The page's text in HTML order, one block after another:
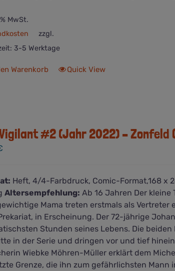
MwSt.
zzgl.
3-5 Werktage
Warenkorb Quick View
#2 (Jahr 2022) – Zonfeld
Heft, 4/4-Farbdruck, Comic-Format,168 x
Altersempfehlung: Ab 16 Jahren Der
Mama treten erstmals als
in Erscheinung. Der 72-jährige
Stunden seines Lebens. Die
in der Serie und dringen vor und tief
Wiebke Möhren-Müller erklärt dem
Grenze, die ihn zum gefährlichsten Mann